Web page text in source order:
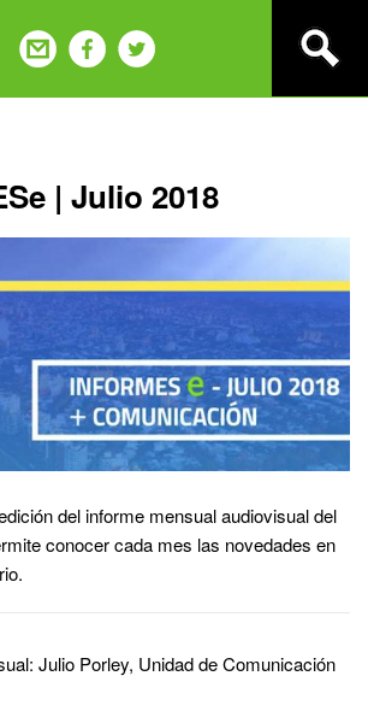
| Julio 2018
del informe mensual audiovisual del
conocer cada mes las novedades en
Julio Porley, Unidad de Comunicación